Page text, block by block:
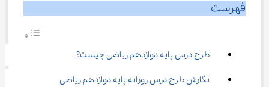
فهرست
طرح درس پایه دوازدهم ریاضی چیست؟
نگارش طرح درس روزانه پایه دوازدهم ریاضی